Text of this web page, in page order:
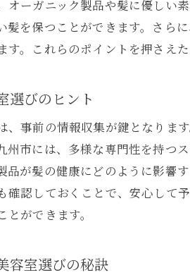
プロが提供する季
美容室で相談する
北九州市で信頼で
理想のヘアスタイ
プロが教える持ち
美容室が推奨する
オーガニック製品や髪に優しい
髪を保つことができます。さら
。これらのポイントを押さえ
選びのヒント
、事前の情報収集が鍵となりま
州市には、多様な専門性を持つ
品が髪の健康にどのように影響
確認しておくことで、安心して
ができます。
容室選びの秘訣